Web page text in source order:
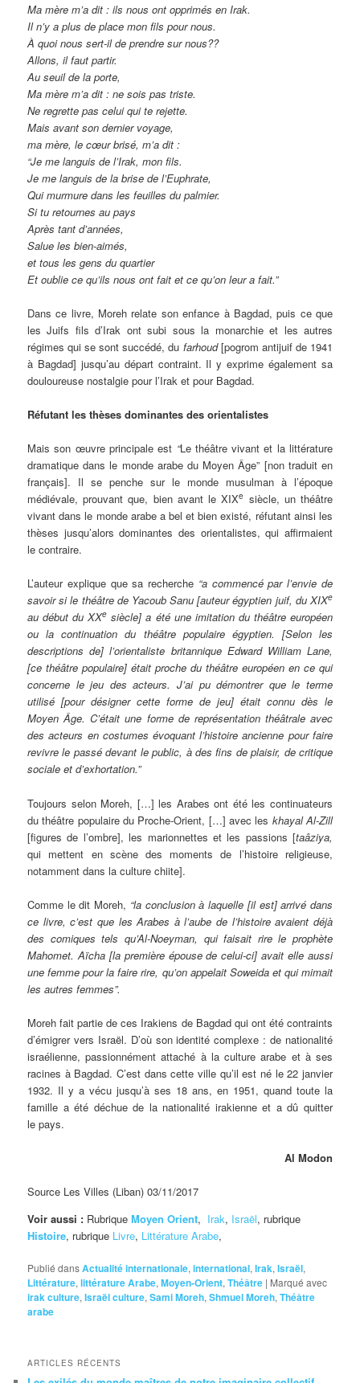
Ma mère m’a dit : ils nous ont opprimés en Irak.
Il n’y a plus de placemon filspour nous.
À quoi nous sert-il de prendre sur nous??
Allons, il faut partir.
Au seuil de la porte,
Ma mère m’a dit : ne sois pas triste.
Ne regrette pas celui qui te rejette.
Mais avant son dernier voyage,
ma mère, le cœur brisé, m’a dit :
“Je me languis de l’Irak, mon fils.
Je me languis de la brise de l’Euphrate,
Qui murmure dans les feuilles du palmier.
Si tu retournes au pays
Après tant d’années,
Salue les bien-aimés,
et tous les gens du quartier
Et oublie ce qu’ils nous ont fait et ce qu’on leur a fait.”
Dans ce livre, Moreh relate son enfance à Bagdad, puis ce que
les Juifs fils d’Irak ont subi sous la monarchie et les autres
régimes qui se sont succédé, du farhoud[pogrom antijuif de 1941
à Bagdad] jusqu’au départ contraint. Il y exprime également sa
douloureuse nostalgie pour l’Irak et pour Bagdad.
Réfutant les thèses dominantes des orientalistes
Mais son œuvre principale est “Le théâtre vivant et la littérature
dramatique dans le monde arabe du Moyen Âge” [non traduit en
français]. Il se penche sur le monde musulman à l’époque
médiévale, prouvant que, bien avant le XIXe siècle, un théâtre
vivant dans le monde arabe a bel et bien existé, réfutant ainsi les
thèses jusqu’alors dominantes des orientalistes, qui affirmaient
le contraire.
L’auteur explique que sa recherche “a commencé par l’envie de
savoir si le théâtre de Yacoub Sanu [auteur égyptien juif, du XIXe
au début du XXe siècle] a été une imitation du théâtre européen
ou la continuation du théâtre populaire égyptien. [Selon les
descriptions de] l’orientaliste britannique Edward William Lane,
[ce théâtre populaire] était proche du théâtre européen en ce qui
concerne le jeu des acteurs. J’ai pu démontrer que le terme
utilisé [pour désigner cette forme de jeu] était connu dès le
Moyen Âge. C’était une forme de représentation théâtrale avec
des acteurs en costumes évoquant l’histoire ancienne pour faire
revivre le passé devant le public, à des fins de plaisir, de critique
sociale et d’exhortation.”
Toujours selon Moreh, […] les Arabes ont été les continuateurs
du théâtre populaire du Proche-Orient, […] avec les khayal Al-Zill
[figures de l’ombre], les marionnettes et les passions [taâziya,
qui mettent en scène des moments de l’histoire religieuse,
notamment dans la culture chiite].
Comme le dit Moreh, “la conclusion à laquelle [il est] arrivé dans
ce livre, c’est que les Arabes à l’aube de l’histoire avaient déjà
des comiques tels qu’Al-Noeyman, qui faisait rire le prophète
Mahomet. Aïcha [la première épouse de celui-ci] avait elle aussi
une femme pour la faire rire, qu’on appelait Soweida et qui mimait
les autres femmes”.
Moreh fait partie de ces Irakiens de Bagdad qui ont été contraints
d’émigrer vers Israël. D’où son identité complexe : de nationalité
israélienne, passionnément attaché à la culture arabe et à ses
racines à Bagdad. C’est dans cette ville qu’il est né le 22 janvier
1932. Il y a vécu jusqu’à ses 18 ans, en 1951, quand toute la
famille a été déchue de la nationalité irakienne et a dû quitter
le pays.
Al Modon
Source Les Villes (Liban) 03/11/2017
Voir aussi : RubriqueMoyen Orient, Irak, Israël, rubrique
Histoire, rubrique Livre, Littérature Arabe,
Publié dansActualité internationale,international,Irak,Israël,
Littérature,littérature Arabe,Moyen-Orient,Théâtre | Marqué avec
irak culture,Israël culture,Sami Moreh,Shmuel Moreh,Théâtre
arabe
ARTICLES RÉCENTS